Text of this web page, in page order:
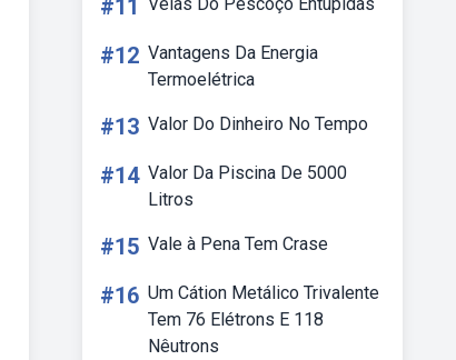
#11
#12 Vantagens Da Energia
Termoelétrica
#13 Valor Do Dinheiro No Tempo
#14 Valor Da Piscina De 5000
Litros
#15 Vale à Pena Tem Crase
#16 Um Cátion Metálico Trivalente
Tem 76 Elétrons E 118
Nêutrons